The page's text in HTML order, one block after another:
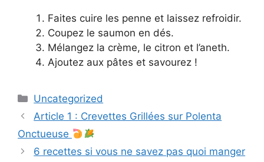
Faites cuire les penne et laissez refroidir.
Coupez le saumon en dés.
Mélangez la crème, le citron et l’aneth.
Ajoutez aux pâtes et savourez !
Categories
Uncategorized
Article 1 : Crevettes Grillées sur Polenta
Onctueuse
6 recettes si vous ne savez pas quoi manger